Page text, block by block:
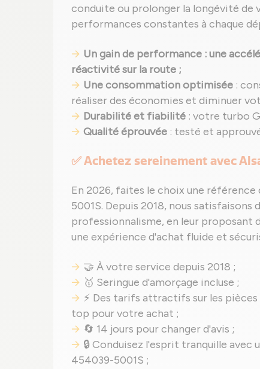
conduite ou prolonger la longévité de
performances constantes à chaque
Un gain de performance : une
réactivité sur la route ;
Une consommation optimisée :
réaliser des économies et diminuer
Durabilité et fiabilité : votre turbo
Qualité éprouvée : testé et
✅ Achetez sereinement avec
En 2026, faites le choix une
5001S. Depuis 2018, nous
professionnalisme, en leur
une expérience d'achat fluide et
🤝 À votre service depuis 2018 ;
🥇 Seringue d'amorçage incluse ;
⚡ Des tarifs attractifs sur les
top pour votre achat ;
🔄 14 jours pour changer d'avis ;
🔒 Conduisez l'esprit tranquille
454039-5001S ;